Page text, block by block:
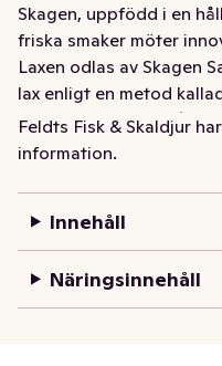
Skagen, uppfödd i en
friska smaker möter
Laxen odlas av Skagen
lax enligt en metod
Aquaculture System).
RAS-odling av lax
minimerar
miljöpåverkan.
Fler fördelar med RAS-
•	Miljövänlig och hållbar produktion: RAS-odling
Feldts Fisk & Skaldjur
information.
Innehåll
Näringsinnehåll